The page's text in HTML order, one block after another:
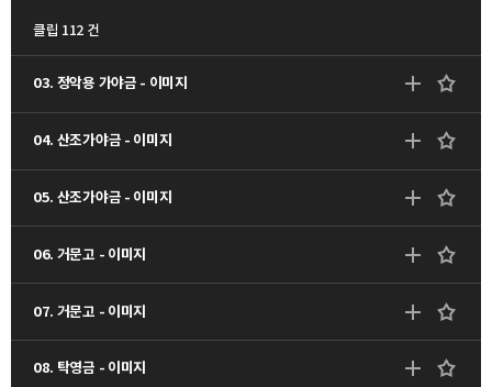
클립 112 건
03. 정악용 가야금 - 이미지
04. 산조가야금 - 이미지
05. 산조가야금 - 이미지
06. 거문고 - 이미지
07. 거문고 - 이미지
08. 탁영금 - 이미지